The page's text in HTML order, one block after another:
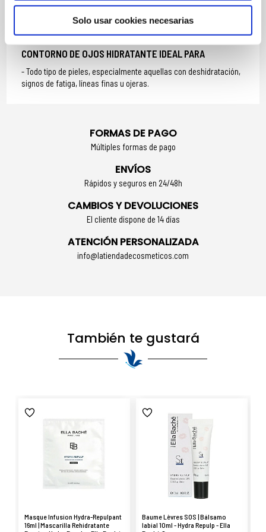
Solo usar cookies necesarias
cantidad en el contorno de ojos. Realizar toques suaves desde el
lagrimal hacia las sienes hasta su completa absorción.
CONTORNO DE OJOS HIDRATANTE IDEAL PARA
Todo tipo de pieles, especialmente aquellas con deshidratación,
signos de fatiga, líneas finas u ojeras.
FORMAS DE PAGO
Múltiples formas de pago
ENVÍOS
Rápidos y seguros en 24/48h
CAMBIOS Y DEVOLUCIONES
El cliente dispone de 14 días
ATENCIÓN PERSONALIZADA
info@latiendadecosmeticos.com
También te gustará
Masque Infusion Hydra-Repulpant
16ml | Mascarilla Rehidratante
Baume Lèvres SOS | Bálsamo
labial 10ml - Hydra Repulp - Ella